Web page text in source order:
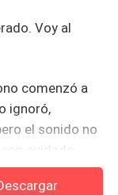
Voy al
comenzó a
ignoró,
el sonido no
cuidado